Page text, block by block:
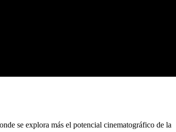
se explora más el potencial cinematográfico de la